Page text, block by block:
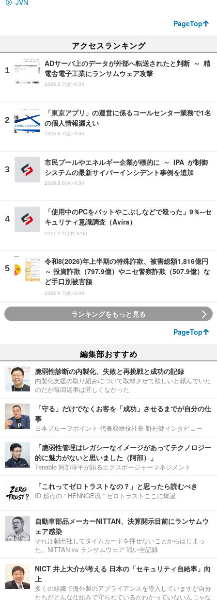
JVN
PageTop
アクセスランキング
ADサーバ上のデータが外部へ転送されたと判断 ～ 精
電舎電子工業にランサムウェア攻撃
2026.8.7(金) 8:05
「東京アプリ」の運営に係るコールセンター業務で1名
の個人情報漏えい
2026.8.7(金) 8:05
市民プールやエネルギー企業が標的に ～ IPA が制御
システムの最新サイバーインシデント事例を追加
2026.8.6(木) 8:00
「使用中のPCをバットやこぶしなどで殴った」9％--セ
キュリティ意識調査（Avira）
2011.2.10(木) 8:00
令和8(2026)年上半期の特殊詐欺、被害総額1,816億円
～ 投資詐欺（797.9億）やニセ警察詐欺（507.9億）な
ど手口別被害額
2026.8.7(金) 8:00
ランキングをもっと見る
PageTop
編集部おすすめ
脆弱性診断の内製化、失敗と再挑戦と成功の記録
内製化支援の取り組みについて取材させて欲しいと頼んでいた
のだが毎回返事は芳しくなかった
「守る」だけでなくお客を「成功」させるまでが自分の仕
事
日本プルーフポイント 代表取締役社長 野村健インタビュー
「脆弱性管理はレガシーなイメージがあってテクノロジー
的に魅力がないと思いました（阿部）」
Tenable 阿部淳平が語るエクスポージャーマネジメント
「これってゼロトラストなの？」と思ったら読むべき
ID 起点の “ HENNGE流 ” ゼロトラストここに爆誕
自動車部品メーカーNITTAN、決算開示目前にランサムウ
ェア感染
それは朝出社してタイムカードを押せないことからはじまっ
た。NITTAN vs ランサムウェア 戦い全記録
NICT 井上大介が考える 日本の「セキュリティ自給率」向
上
多くの組織で海外製のアプライアンスを導入していますが自分
たちがどんな仕組みで守られているかわかっていないんじゃな